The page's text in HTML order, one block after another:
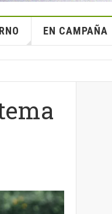
EN CAMPAÑA